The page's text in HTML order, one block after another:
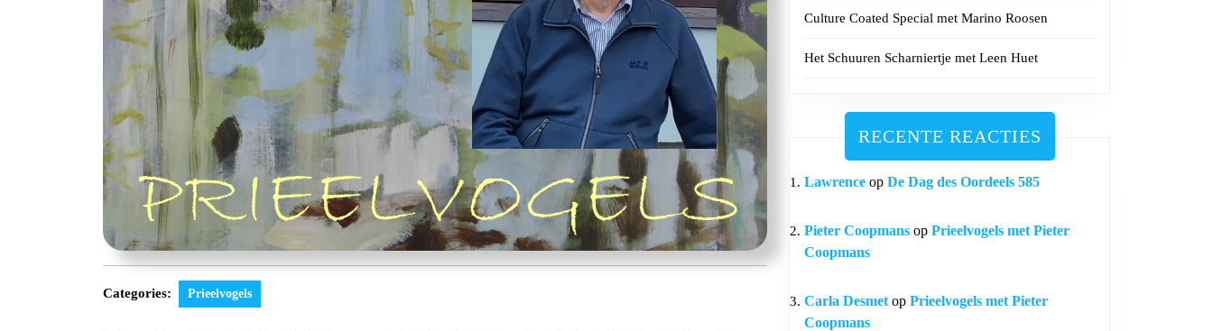
Categories: Prieelvogels
Culture Coated Special met Marino Roosen
Het Schuuren Scharniertje met Leen Huet
RECENTE REACTIES
Lawrence op De Dag des Oordeels 585
Pieter Coopmans op Prieelvogels met Pieter
Coopmans
Carla Desmet op Prieelvogels met Pieter
Coopmans